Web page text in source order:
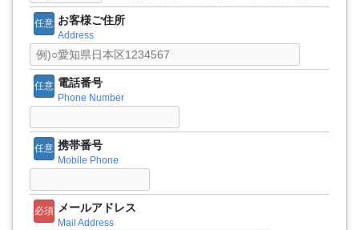
任意 お客様ご住所
Address
任意 電話番号
Phone Number
任意 携帯番号
Mobile Phone
必須 メールアドレス
Mail Address